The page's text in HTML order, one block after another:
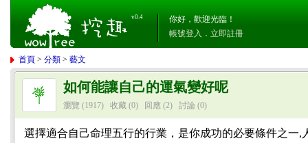
v0.4
你好，歡迎光臨！
帳號登入 ． 立即註冊
首頁 >分類 >藝文
如何能讓自己的運氣變好呢
瀏覽 (1917) 收藏 (0) 回應 (2) 討論 (0)
選擇適合自己命理五行的行業，是你成功的必要條件之一